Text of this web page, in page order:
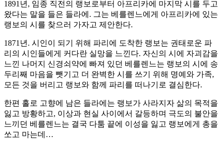
1891년, 임종 직전의 랭보로부터 아프리카에 마지막 시를 두고
왔다는 말을 들은 들라에. 그는 베를렌느에게 아프리카에 있는
랭보의 시를 찾으러 가자고 제안한다.
1871년. 시인이 되기 위해 파리에 도착한 랭보는 권태로운 파
리의 시인들에게 커다란 실망을 느낀다. 자신의 시에 자괴감을
느낀 나머지 신경쇠약에 빠져 있던 베를렌느는 랭보의 시에 송
두리째 마음을 뺏기고 더 완벽한 시를 쓰기 위해 명예와 가족,
모든 것을 버리고 랭보와 함께 파리를 떠나기로 결심한다.
한편 홀로 고향에 남은 들라에는 랭보가 사라지자 삶의 목적을
잃고 방황하고, 이상과 현실 사이에서 갈등하며 극도의 불안을
느끼던 베를렌느는 결국 다툼 끝에 이성을 잃고 랭보에게 총을
쏘고 마는데…